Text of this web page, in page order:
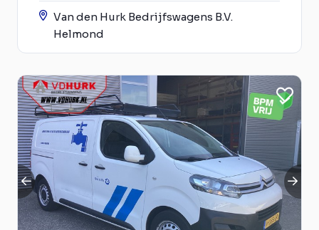
Van den Hurk Bedrijfswagens B.V.
Helmond